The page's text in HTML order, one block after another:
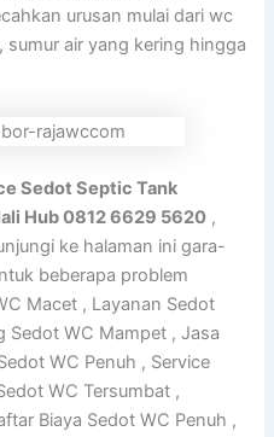
urusan mulai dari wc
air yang kering hingga
Sedot Septic Tank
Hub 0812 6629 5620 ,
ke halaman ini gara-
beberapa problem
Macet , Layanan Sedot
Sedot WC Mampet , Jasa
WC Penuh , Service
WC Tersumbat ,
Biaya Sedot WC Penuh ,